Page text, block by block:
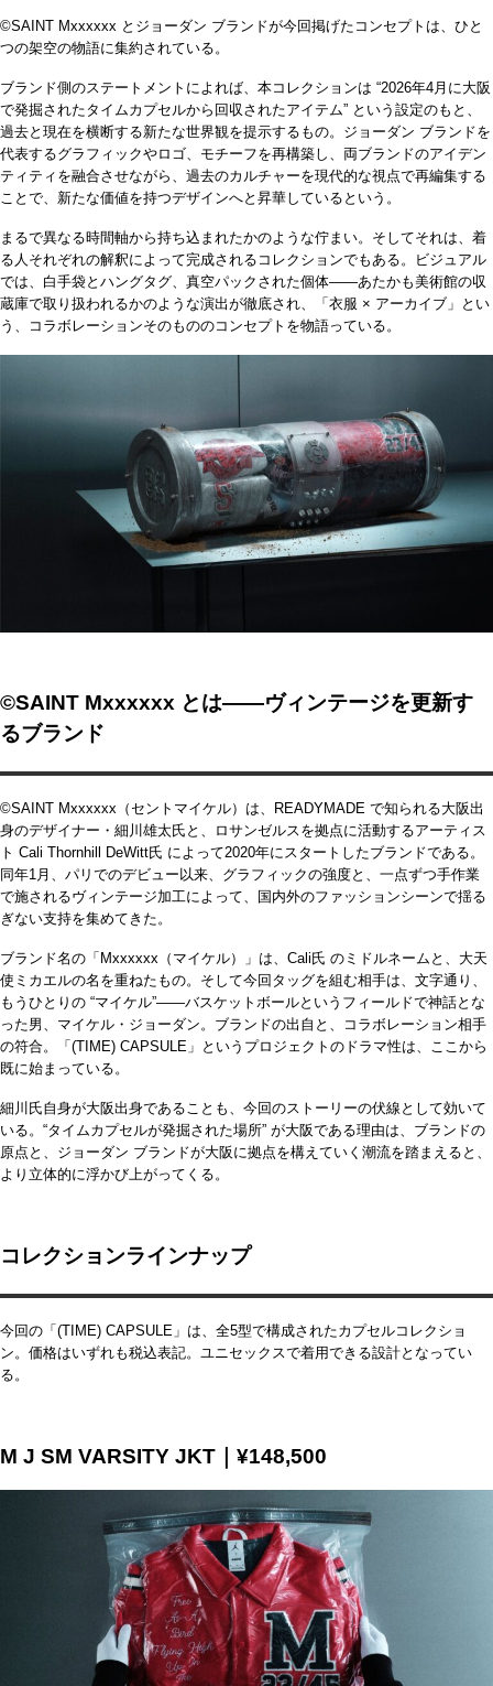
©SAINT Mxxxxxx とジョーダン ブランドが今回掲げたコンセプトは、ひと
つの架空の物語に集約されている。
ブランド側のステートメントによれば、本コレクションは “2026年4月に大阪
で発掘されたタイムカプセルから回収されたアイテム” という設定のもと、
過去と現在を横断する新たな世界観を提示するもの。ジョーダン ブランドを
代表するグラフィックやロゴ、モチーフを再構築し、両ブランドのアイデン
ティティを融合させながら、過去のカルチャーを現代的な視点で再編集する
ことで、新たな価値を持つデザインへと昇華しているという。
まるで異なる時間軸から持ち込まれたかのような佇まい。そしてそれは、着
る人それぞれの解釈によって完成されるコレクションでもある。ビジュアル
では、白手袋とハングタグ、真空パックされた個体――あたかも美術館の収
蔵庫で取り扱われるかのような演出が徹底され、「衣服 × アーカイブ」とい
う、コラボレーションそのもののコンセプトを物語っている。
©SAINT Mxxxxxx とは――ヴィンテージを更新す
るブランド
©SAINT Mxxxxxx（セントマイケル）は、READYMADE で知られる大阪出
身のデザイナー・細川雄太氏と、ロサンゼルスを拠点に活動するアーティス
ト Cali Thornhill DeWitt氏 によって2020年にスタートしたブランドである。
同年1月、パリでのデビュー以来、グラフィックの強度と、一点ずつ手作業
で施されるヴィンテージ加工によって、国内外のファッションシーンで揺る
ぎない支持を集めてきた。
ブランド名の「Mxxxxxx（マイケル）」は、Cali氏 のミドルネームと、大天
使ミカエルの名を重ねたもの。そして今回タッグを組む相手は、文字通り、
もうひとりの “マイケル”――バスケットボールというフィールドで神話とな
った男、マイケル・ジョーダン。ブランドの出自と、コラボレーション相手
の符合。「(TIME) CAPSULE」というプロジェクトのドラマ性は、ここから
既に始まっている。
細川氏自身が大阪出身であることも、今回のストーリーの伏線として効いて
いる。“タイムカプセルが発掘された場所” が大阪である理由は、ブランドの
原点と、ジョーダン ブランドが大阪に拠点を構えていく潮流を踏まえると、
より立体的に浮かび上がってくる。
コレクションラインナップ
今回の「(TIME) CAPSULE」は、全5型で構成されたカプセルコレクショ
ン。価格はいずれも税込表記。ユニセックスで着用できる設計となってい
る。
M J SM VARSITY JKT｜¥148,500